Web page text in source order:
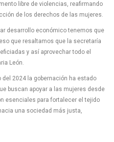
libre de violencias, reafirmando
de los derechos de las mujeres.
desarrollo económico tenemos que
que resaltamos que la secretaría
y así aprovechar todo el
León.
del 2024 la gobernación ha estado
buscan apoyar a las mujeres desde
esenciales para fortalecer el tejido
una sociedad más justa,